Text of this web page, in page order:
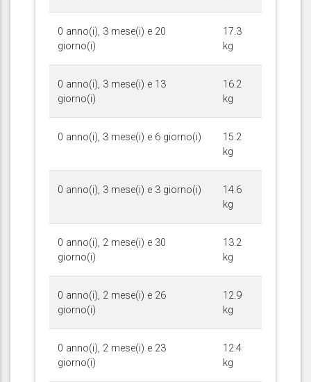
0 anno(i), 3 mese(i) e 20
giorno(i)
17.3
kg
0 anno(i), 3 mese(i) e 13
giorno(i)
16.2
kg
0 anno(i), 3 mese(i) e 6 giorno(i)
15.2
kg
0 anno(i), 3 mese(i) e 3 giorno(i)
14.6
kg
0 anno(i), 2 mese(i) e 30
giorno(i)
13.2
kg
0 anno(i), 2 mese(i) e 26
giorno(i)
12.9
kg
0 anno(i), 2 mese(i) e 23
giorno(i)
12.4
kg